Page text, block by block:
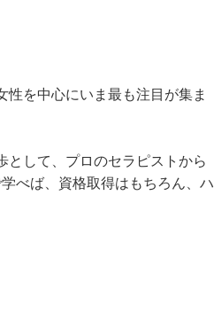
を中心にいま最も注目が集ま
として、プロのセラピストから
べば、資格取得はもちろん、ハ